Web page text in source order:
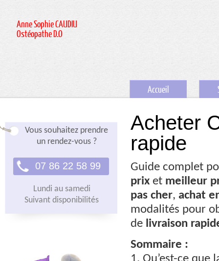
Anne Sophie CAUDIU
Ostéopathe D.O
Accueil
Vous souhaitez prendre
un rendez-vous ?
07 86 22 58 99
Lundi au samedi
Suivant disponibilités
Acheter
rapide
Guide complet
prix et meilleur
pas cher, achat
modalités pour
de livraison
Sommaire :